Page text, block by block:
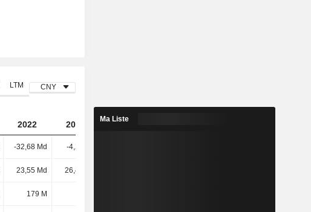
LTM CNY
2022 2023 2024
-32,68 Md -4,21 Md
23,55 Md 26,48 Md
179 M
Ma Liste